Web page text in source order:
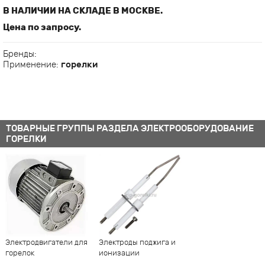
В НАЛИЧИИ НА СКЛАДЕ В МОСКВЕ.
Цена по запросу.
Бренды:
Применение: горелки
ТОВАРНЫЕ ГРУППЫ РАЗДЕЛА ЭЛЕКТРООБОРУДОВАНИЕ
ГОРЕЛКИ
Электродвигатели для
горелок
Электроды поджига и
ионизации